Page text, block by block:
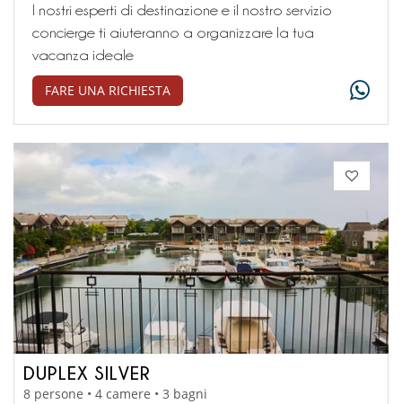
I nostri esperti di destinazione e il nostro servizio
concierge ti aiuteranno a organizzare la tua
vacanza ideale
FARE UNA RICHIESTA
DUPLEX SILVER
8 persone • 4 camere • 3 bagni